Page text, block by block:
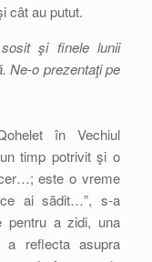
cât au putut.
şi finele lunii
Ne-o prezentaţi pe
în Vechiul
timp potrivit şi o
este o vreme
ai sădit…”, s-a
a zidi, una
reflecta asupra